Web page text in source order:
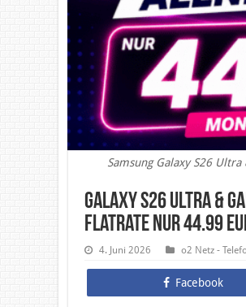
Samsung Galaxy S26
Galaxy S26 Ultra &
Flatrate nur 44.99
4. Juni 2026 o2 Netz -
Facebook